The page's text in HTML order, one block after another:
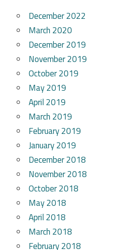
December 2022
March 2020
December 2019
November 2019
October 2019
May 2019
April 2019
March 2019
February 2019
January 2019
December 2018
November 2018
October 2018
May 2018
April 2018
March 2018
February 2018